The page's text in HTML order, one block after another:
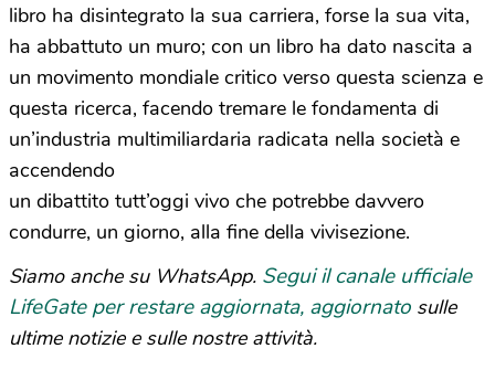
libro ha disintegrato la sua carriera, forse la sua vita,
ha abbattuto un muro; con un libro ha dato nascita a
un movimento mondiale critico verso questa scienza e
questa ricerca, facendo tremare le fondamenta di
un’industria multimiliardaria radicata nella società e
accendendo
un dibattito tutt’oggi vivo che potrebbe davvero
condurre, un giorno, alla fine della vivisezione.
Siamo anche su WhatsApp. Segui il canale ufficiale
LifeGate per restare aggiornata, aggiornato sulle
ultime notizie e sulle nostre attività.